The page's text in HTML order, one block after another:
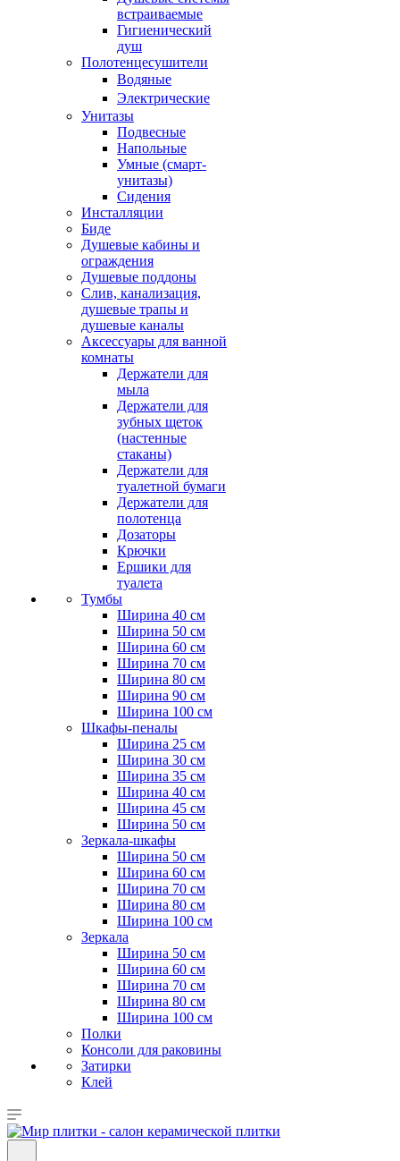
встраиваемые
Гигиенический
душ
Полотенцесушители
ㅤВодяные
ㅤЭлектрические
Унитазы
Подвесные
Напольные
Умные (смарт-
унитазы)
Сидения
Инсталляции
Биде
Душевые кабины и
ограждения
Душевые поддоны
Слив, канализация,
душевые трапы и
душевые каналы
Аксессуары для ванной
комнаты
Держатели для
мыла
Держатели для
зубных щеток
(настенные
стаканы)
Держатели для
туалетной бумаги
Держатели для
полотенца
Дозаторы
Крючки
Ершики для
туалета
Тумбы
Ширина 40 см
Ширина 50 см
Ширина 60 см
Ширина 70 см
Ширина 80 см
Ширина 90 см
Ширина 100 см
Шкафы-пеналы
Ширина 25 см
Ширина 30 см
Ширина 35 см
Ширина 40 см
Ширина 45 см
Ширина 50 см
Зеркала-шкафы
Ширина 50 см
Ширина 60 см
Ширина 70 см
Ширина 80 см
Ширина 100 см
Зеркала
Ширина 50 см
Ширина 60 см
Ширина 70 см
Ширина 80 см
Ширина 100 см
Полки
Консоли для раковины
Затирки
Клей